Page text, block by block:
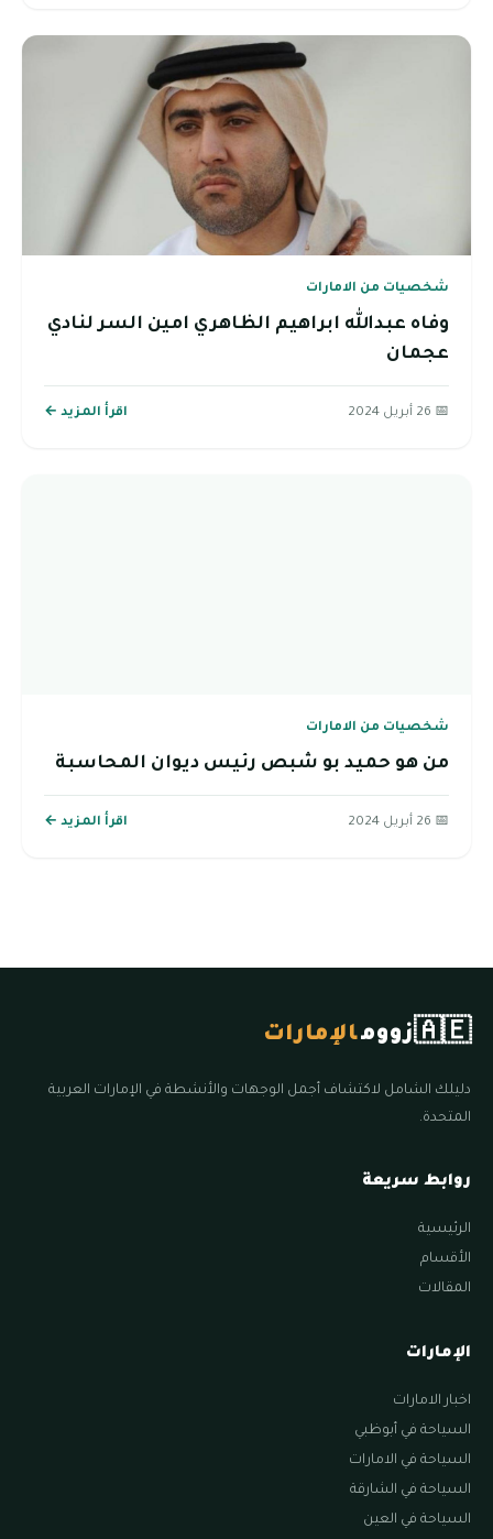
شخصيات من الامارات
وفاه عبدالله ابراهيم الظاهري امين السر لنادي
عجمان
📅 26 أبريل 2024 اقرأ المزيد ←
شخصيات من الامارات
من هو حميد بو شبص رئيس ديوان المحاسبة
📅 26 أبريل 2024 اقرأ المزيد ←
🇦🇪زوومالإمارات
دليلك الشامل لاكتشاف أجمل الوجهات والأنشطة في الإمارات العربية
المتحدة.
روابط سريعة
الرئيسية
الأقسام
المقالات
الإمارات
اخبار الامارات
السياحة في أبوظبي
السياحة في الامارات
السياحة في الشارقة
السياحة في العين